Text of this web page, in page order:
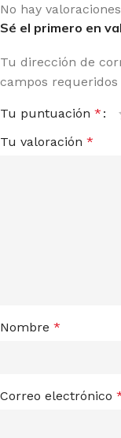
No hay
Sé el primero en
Tu dirección de
campos
Tu puntuación *
Tu valoración *
Nombre *
Correo electrónico